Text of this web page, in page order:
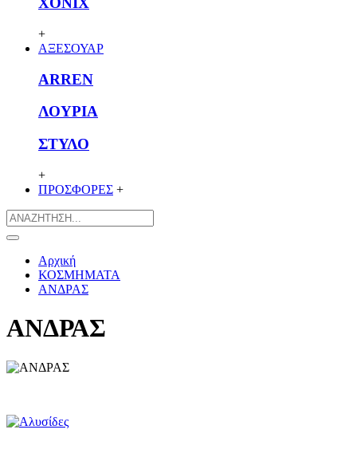
+
ΑΞΕΣΟΥΑΡ
ARREN
ΛΟΥΡΙΑ
ΣΤΥΛΟ
+
ΠΡΟΣΦΟΡΕΣ +
Αρχική
ΚΟΣΜΗΜΑΤΑ
ΑΝΔΡΑΣ
ΑΝΔΡΑΣ